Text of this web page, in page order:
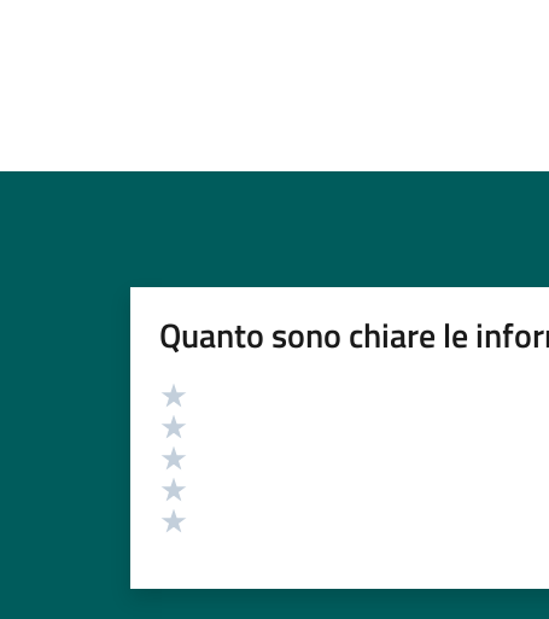
Quanto sono chiare le
Valutazione